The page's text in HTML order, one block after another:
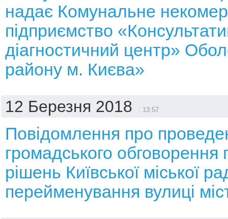
надає Комунальне
підприємство
діагностичний центр»
району м. Києва»
12 Березня 2018 13:57
Повідомлення про
громадського обговорення
рішень Київської міської
перейменування вулиці